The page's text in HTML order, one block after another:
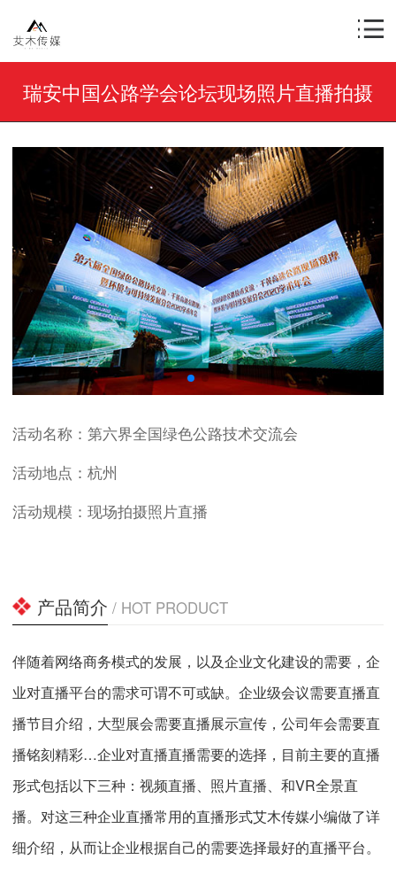
瑞安中国公路学会论坛现场照片直播拍摄
活动名称：第六界全国绿色公路技术交流会
活动地点：杭州
活动规模：现场拍摄照片直播
产品简介 / HOT PRODUCT
伴随着网络商务模式的发展，以及企业文化建设的需要，企
业对直播平台的需求可谓不可或缺。企业级会议需要直播直
播节目介绍，大型展会需要直播展示宣传，公司年会需要直
播铭刻精彩…企业对直播直播需要的选择，目前主要的直播
形式包括以下三种：视频直播、照片直播、和VR全景直
播。对这三种企业直播常用的直播形式艾木传媒小编做了详
细介绍，从而让企业根据自己的需要选择最好的直播平台。